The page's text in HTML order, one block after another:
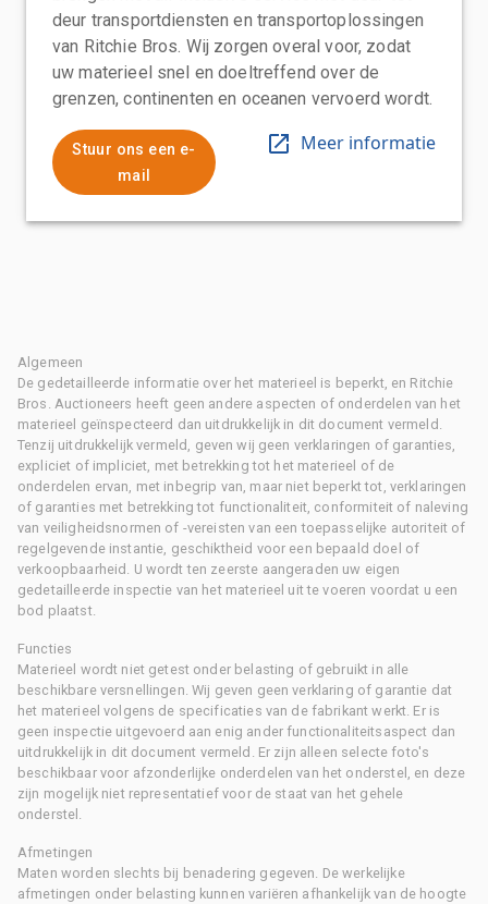
deur transportdiensten en transportoplossingen
van Ritchie Bros. Wij zorgen overal voor, zodat
uw materieel snel en doeltreffend over de
grenzen, continenten en oceanen vervoerd wordt.
Stuur ons een e-
mail
Meer informatie
Algemeen
De gedetailleerde informatie over het materieel is beperkt, en Ritchie
Bros. Auctioneers heeft geen andere aspecten of onderdelen van het
materieel geïnspecteerd dan uitdrukkelijk in dit document vermeld.
Tenzij uitdrukkelijk vermeld, geven wij geen verklaringen of garanties,
expliciet of impliciet, met betrekking tot het materieel of de
onderdelen ervan, met inbegrip van, maar niet beperkt tot, verklaringen
of garanties met betrekking tot functionaliteit, conformiteit of naleving
van veiligheidsnormen of -vereisten van een toepasselijke autoriteit of
regelgevende instantie, geschiktheid voor een bepaald doel of
verkoopbaarheid. U wordt ten zeerste aangeraden uw eigen
gedetailleerde inspectie van het materieel uit te voeren voordat u een
bod plaatst.
Functies
Materieel wordt niet getest onder belasting of gebruikt in alle
beschikbare versnellingen. Wij geven geen verklaring of garantie dat
het materieel volgens de specificaties van de fabrikant werkt. Er is
geen inspectie uitgevoerd aan enig ander functionaliteitsaspect dan
uitdrukkelijk in dit document vermeld. Er zijn alleen selecte foto's
beschikbaar voor afzonderlijke onderdelen van het onderstel, en deze
zijn mogelijk niet representatief voor de staat van het gehele
onderstel.
Afmetingen
Maten worden slechts bij benadering gegeven. De werkelijke
afmetingen onder belasting kunnen variëren afhankelijk van de hoogte